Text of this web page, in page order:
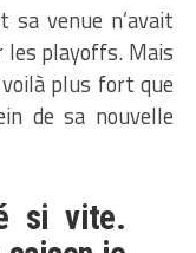
sa venue n’avait
playoffs. Mais
plus fort que
de sa nouvelle
si vite.